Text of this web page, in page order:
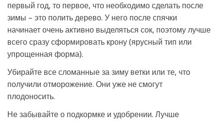
первый год, то первое, что необходимо сделать после
зимы – это полить дерево. У него после спячки
начинает очень активно выделяться сок, поэтому лучше
всего сразу сформировать крону (ярусный тип или
упрощенная форма).
Убирайте все сломанные за зиму ветки или те, что
получили отморожение. Они уже не смогут
плодоносить.
Не забывайте о подкормке и удобрении. Лучше